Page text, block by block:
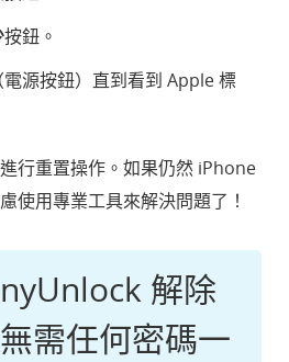
按鈕。
源按鈕）直到看到 Apple 標
行重置操作。如果仍然 iPhone
使用專業工具來解決問題了！
解除
需任何密碼一